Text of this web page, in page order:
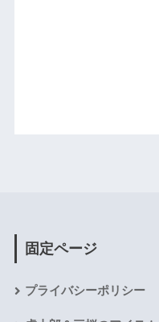
固定ページ
プライバシーポリシー